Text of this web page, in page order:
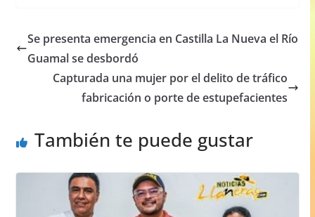
e
b
o
s
A
p
p
e
n
g
er
e
Se presenta emergencia en Castilla La Nueva el Río
Guamal se desbordó
Capturada una mujer por el delito de tráfico
fabricación o porte de estupefacientes
También te puede gustar